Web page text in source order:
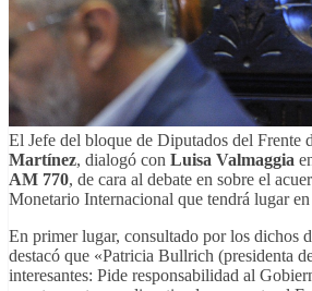
El Jefe del bloque de Diputados del Frente
Martínez, dialogó con Luisa Valmaggia
AM 770, de cara al debate en sobre el
Monetario Internacional que tendrá lugar
En primer lugar, consultado por los dichos
destacó que «Patricia Bullrich (presidenta
interesantes: Pide responsabilidad al